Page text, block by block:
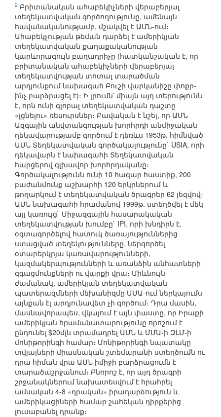
2 Բրիտանական ահաբեկիչների վերաբերյալ
տեղեկատվական գործողությունը, ամենայն
հավանականությամբ, մշակվել է ԱՄՆ-ում։
Ահաբեկչության թեման դարձել է ամերիկյան
տեղեկատվական քաղաքականության
կարևորագույն բաղադրիչը (հատկանշական է, որ
բրիտանական ահաբեկիչների վերաբերյալ
տեղեկատվության տոտալ տարածման
արդյունքում նախագահ Բուշի վարկանիշը փոքր-
ինչ բարձրացել է)։ Ի լրումն՝ միայն այդ տերությունն
է, որն ունի գլոբալ տեղեկատվական դաշտը
«լցնելու» ռեսուրսներ։ Բավական է նշել, որ ԱՄՆ
Ազգային անվտանգության խորհրդի անմիջական
ղեկավարությամբ գործում է դեռևս 1953թ. հիմնված
ԱՄՆ Տեղեկատվական գործակալությունը` USIA, որի
ղեկավարն է նախագահի Տեղեկատվական
հարցերով գլխավոր խորհրդականը։
Գործակալությունն ունի 10 հազար հաստիք, 200
բաժանմունք աշխարհի 120 երկրներում և
թողարկում է տեղեկատվական ծրագրեր 62 լեզվով։
ԱՄՆ նախագահի հրամանով 1999թ. ստեղծվել է մեկ
այլ կառույց` Միջազգային հասարակական
տեղեկատվության խումբը` IPI, որի խնդիրն է,
օգտագործելով հատուկ ծառայություններից
ստացված տեղեկությունները, ներգործել
օտարերկրյա կառավարությունների,
կազմակերպությունների և առանձին անհատների
զգացմունքների ու վարքի վրա։ Միևնույն
ժամանակ, ամերիկյան տեղեկատվական
պատերազմների մեխանիզմը ՄՄԱ-ում ներկայումս
այնքան էլ արդյունավետ չի գործում։ Դրա մասին,
մասնավորապես, վկայում է այն փաստը, որ Իրաքի
ամերիկյան հրամանատարությունը որոշում է
ընդունել $20մլն տրամադրել ԱՄՆ և ՄՄԱ-ի ԶԼՄ-ի
մոնիթորինգի համար։ Մոնիթորինգի նպատակը
տվյալների միասնական շտեմարանի ստեղծումն ու
դրա հիման վրա ԱՄՆ իմիջի բարձրացումն է
տարածաշրջանում։ Բնորոշ է, որ այդ ծրագրի
շրջանակներում նախատեսվում է հրահրել
ամսական 4-8 «դրական» իրադարձություն և
ամերիկացիների համար շահեկան դիրքերից
լուսաբանել դրանք։